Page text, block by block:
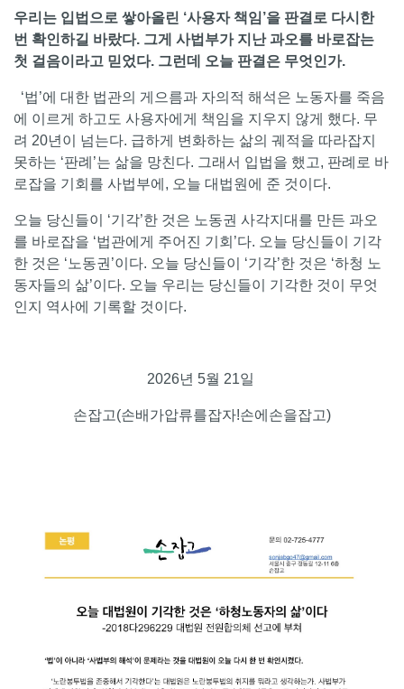
우리는 입법으로 쌓아올린 ‘사용자 책임’을 판결로 다시한
번 확인하길 바랐다. 그게 사법부가 지난 과오를 바로잡는
첫 걸음이라고 믿었다. 그런데 오늘 판결은 무엇인가.
‘법’에 대한 법관의 게으름과 자의적 해석은 노동자를 죽음
에 이르게 하고도 사용자에게 책임을 지우지 않게 했다. 무
려 20년이 넘는다. 급하게 변화하는 삶의 궤적을 따라잡지
못하는 ‘판례’는 삶을 망친다. 그래서 입법을 했고, 판례로 바
로잡을 기회를 사법부에, 오늘 대법원에 준 것이다.
오늘 당신들이 ‘기각’한 것은 노동권 사각지대를 만든 과오
를 바로잡을 ‘법관에게 주어진 기회’다. 오늘 당신들이 기각
한 것은 ‘노동권’이다. 오늘 당신들이 ‘기각’한 것은 ‘하청 노
동자들의 삶’이다. 오늘 우리는 당신들이 기각한 것이 무엇
인지 역사에 기록할 것이다.
2026년 5월 21일
손잡고(손배가압류를잡자!손에손을잡고)